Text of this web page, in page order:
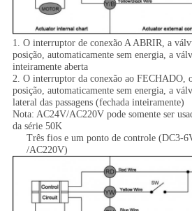
1. O interruptor de conexão A ABRIR, a
posição, automaticamente sem energia, a
inteiramente aberta
2. O interruptor da conexão ao FECHADO,
posição, automaticamente sem energia, a
lateral das passagens (fechada inteiramente)
Nota: AC24V/AC220V pode somente ser
da série 50K
Três fios e um ponto de controle (DC3-
/AC220V)